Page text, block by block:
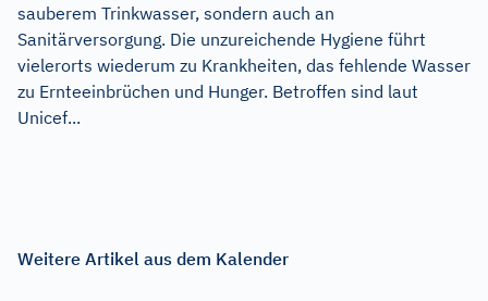
sauberem Trinkwasser, sondern auch an
Sanitärversorgung. Die unzureichende Hygiene führt
vielerorts wiederum zu Krankheiten, das fehlende Wasser
zu Ernteeinbrüchen und Hunger. Betroffen sind laut
Unicef...
Weitere Artikel aus dem Kalender